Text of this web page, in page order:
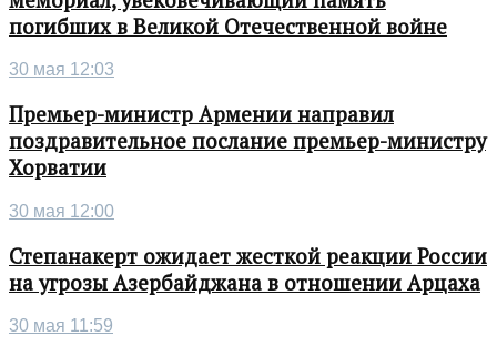
погибших в Великой Отечественной войне
30 мая 12:03
Премьер-министр Армении направил
поздравительное послание премьер-министру
Хорватии
30 мая 12:00
Степанакерт ожидает жесткой реакции России
на угрозы Азербайджана в отношении Арцаха
30 мая 11:59